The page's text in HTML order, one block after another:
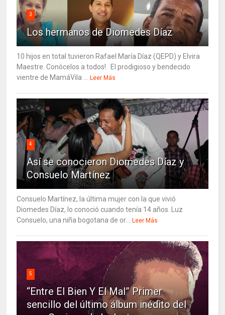
3
Los hermanos de Diomedes Díaz
10 hijos en total tuvieron Rafael María Díaz (QEPD) y Elvira
Maestre. Conócelos a todos!. El prodigioso y bendecido
vientre de MamáVila ...
Leer Más
4
Así se conocieron Diomedes Díaz y
Consuelo Martínez
Consuelo Martínez, la última mujer con la que vivió
Diomedes Díaz, lo conoció cuando tenía 14 años. Luz
Consuelo, una niña bogotana de or...
Leer Más
5
“Entre El Bien Y El Mal” Primer
sencillo del último álbum inédito del